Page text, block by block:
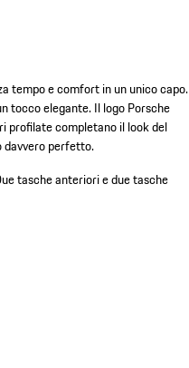
tempo e comfort in un unico capo.
tocco elegante. Il logo Porsche
profilate completano il look del
davvero perfetto.
tasche anteriori e due tasche